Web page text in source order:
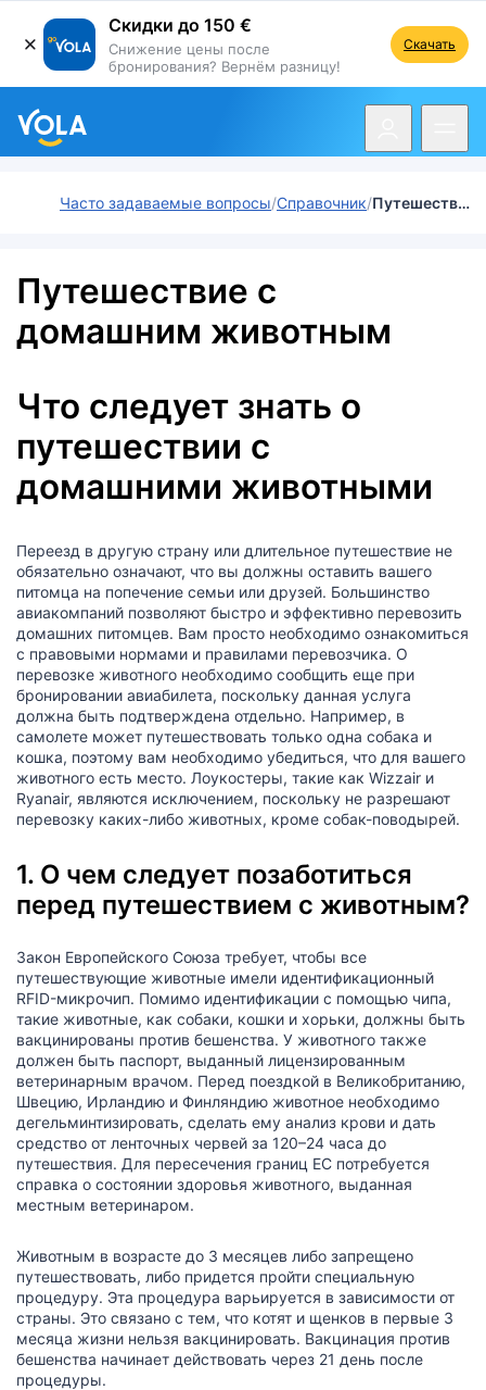
Скидки до 150 €
Снижение цены после
бронирования? Вернём разницу!
Скачать
навигацию
Часто задаваемые вопросы Справочник Путешествие с домашним животным
Путешествие с
домашним животным
Что следует знать о
путешествии с
домашними животными
Переезд в другую страну или длительное путешествие не
обязательно означают, что вы должны оставить вашего
питомца на попечение семьи или друзей. Большинство
авиакомпаний позволяют быстро и эффективно перевозить
домашних питомцев. Вам просто необходимо ознакомиться
с правовыми нормами и правилами перевозчика. О
перевозке животного необходимо сообщить еще при
бронировании авиабилета, поскольку данная услуга
должна быть подтверждена отдельно. Например, в
самолете может путешествовать только одна собака и
кошка, поэтому вам необходимо убедиться, что для вашего
животного есть место. Лоукостеры, такие как Wizzair и
Ryanair, являются исключением, поскольку не разрешают
перевозку каких-либо животных, кроме собак-поводырей.
1. О чем следует позаботиться
перед путешествием с животным?
Закон Европейского Союза требует, чтобы все
путешествующие животные имели идентификационный
RFID-микрочип. Помимо идентификации с помощью чипа,
такие животные, как собаки, кошки и хорьки, должны быть
вакцинированы против бешенства. У животного также
должен быть паспорт, выданный лицензированным
ветеринарным врачом. Перед поездкой в Великобританию,
Швецию, Ирландию и Финляндию животное необходимо
дегельминтизировать, сделать ему анализ крови и дать
средство от ленточных червей за 120–24 часа до
путешествия. Для пересечения границ ЕС потребуется
справка о состоянии здоровья животного, выданная
местным ветеринаром.
Животным в возрасте до 3 месяцев либо запрещено
путешествовать, либо придется пройти специальную
процедуру. Эта процедура варьируется в зависимости от
страны. Это связано с тем, что котят и щенков в первые 3
месяца жизни нельзя вакцинировать. Вакцинация против
бешенства начинает действовать через 21 день после
процедуры.